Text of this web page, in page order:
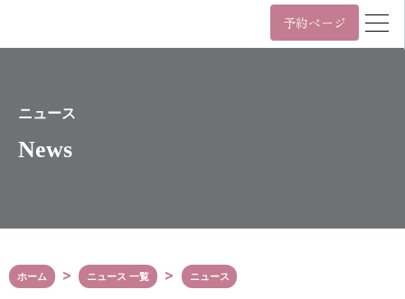
予約ページ
11:00~22:00
〒107-0061
News
ニュース
ホーム ニュース 一覧 ニュース